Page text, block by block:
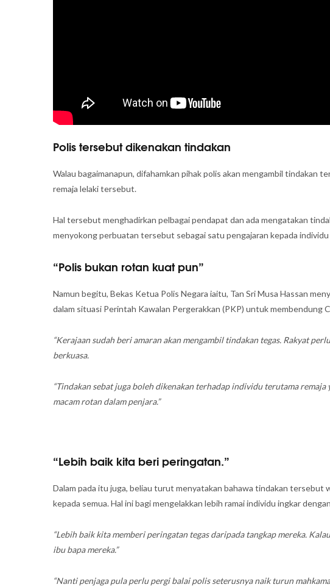
Polis tersebut dikenakan tindakan
Walau bagaimanapun, difahamkan pihak polis akan mengambil tindakan
remaja lelaki tersebut.
Hal tersebut menghadirkan pelbagai pendapat dan ada mengatakan
menyokong perbuatan tersebut sebagai satu pengajaran kepada
“Polis bukan rotan kuat pun”
Namun begitu, Bekas Ketua Polis Negara iaitu, Tan Sri Musa Hassan
dalam situasi Perintah Kawalan Pergerakkan (PKP) untuk membendung
“Kerajaan sudah beri amaran akan mengambil tindakan tegas. Rakyat
berkuasa.
“Tindakan sebat juga boleh dikenakan terhadap individu terutama
macam rotan dalam penjara.”
“Lebih baik kita beri peringatan.”
Dalam pada itu juga, beliau turut menyatakan bahawa tindakan tersebut
kepada semua. Hal ini bagi mengelakkan lebih ramai individu ingkar
“Lebih baik kita memberi peringatan tegas daripada tangkap mereka.
ibu bapa mereka.”
“Nanti penjaga pula perlu pergi balai polis seterusnya naik turun